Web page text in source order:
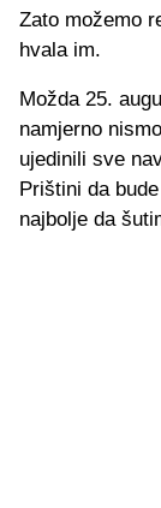
Zato možemo
hvala im.
Možda 25.
namjerno
ujedinili sve
Prištini da
najbolje da